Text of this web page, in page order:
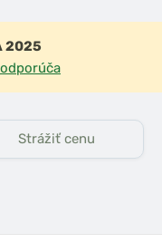
2025
Strážiť cenu